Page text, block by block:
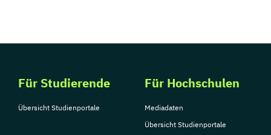
Für Studierende
Übersicht Studienportale
Für Hochschulen
Mediadaten
Übersicht Studienportale